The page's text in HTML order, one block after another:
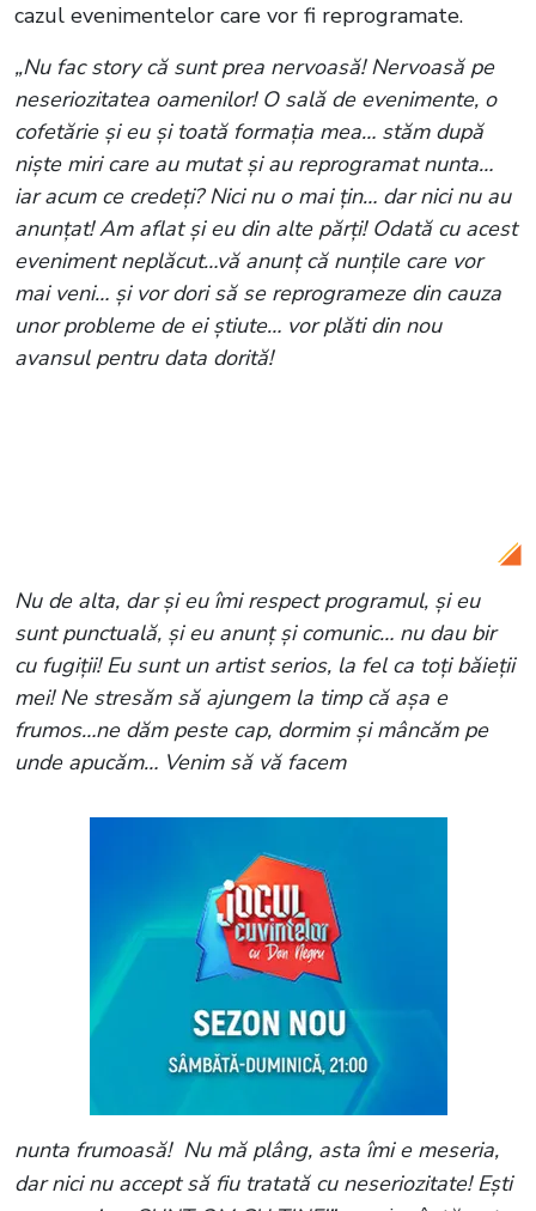
cazul evenimentelor care vor fi reprogramate.
„Nu fac story că sunt prea nervoasă! Nervoasă pe
neseriozitatea oamenilor! O sală de evenimente, o
cofetărie și eu și toată formația mea… stăm după
niște miri care au mutat și au reprogramat nunta…
iar acum ce credeți? Nici nu o mai țin… dar nici nu au
anunțat! Am aflat și eu din alte părți! Odată cu acest
eveniment neplăcut…vă anunț că nunțile care vor
mai veni… și vor dori să se reprogrameze din cauza
unor probleme de ei știute… vor plăti din nou
avansul pentru data dorită!
Nu de alta, dar și eu îmi respect programul, și eu
sunt punctuală, și eu anunț și comunic… nu dau bir
cu fugiții! Eu sunt un artist serios, la fel ca toți băieţii
mei!Ne stresăm să ajungem la timp că așa e
frumos…ne dăm peste cap, dormim şi mâncăm pe
unde apucăm… Venim să vă facem
nunta frumoasă! Nu mă plâng, asta îmi e meseria,
dar nici nu accept să fiu tratată cu neseriozitate! Ești